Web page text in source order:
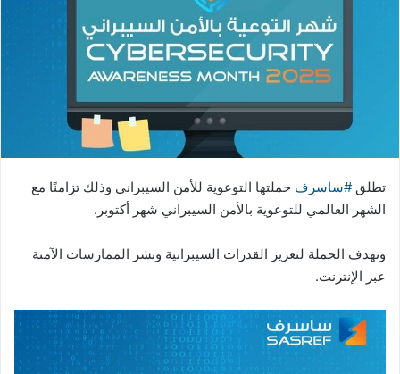
تطلق#ساسرف حملتها التوعوية للأمن السيبراني وذلك تزامنًا مع
الشهر العالمي للتوعوية بالأمن السيبراني شهر أكتوبر.
وتهدف الحملة لتعزيز القدرات السيبرانية ونشر الممارسات الآمنة
عبر الإنترنت.